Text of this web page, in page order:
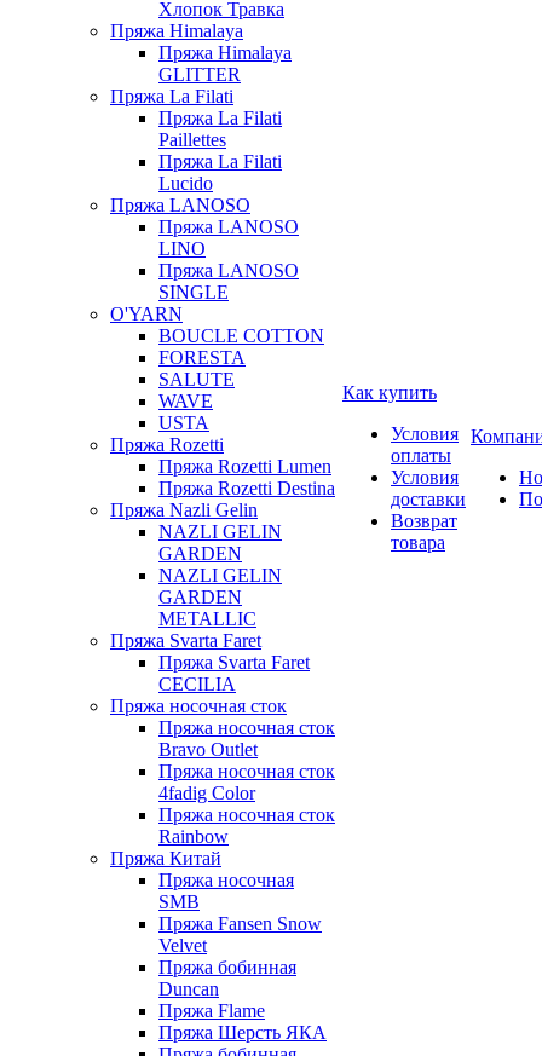
Хлопок Травка
Пряжа Himalaya
Пряжа Himalaya
GLITTER
Пряжа La Filati
Пряжа La Filati
Paillettes
Пряжа La Filati
Lucido
Пряжа LANOSO
Пряжа LANOSO
LINO
Пряжа LANOSO
SINGLE
O'YARN
BOUCLE COTTON
FORESTA
SALUTE
WAVE
USTA
Пряжа Rozetti
Пряжа Rozetti Lumen
Пряжа Rozetti Destina
Пряжа Nazli Gelin
NAZLI GELIN
GARDEN
NAZLI GELIN
GARDEN
METALLIC
Пряжа Svarta Faret
Пряжа Svarta Faret
CECILIA
Пряжа носочная сток
Пряжа носочная сток
Bravo Outlet
Пряжа носочная сток
4fadig Color
Пряжа носочная сток
Rainbow
Пряжа Китай
Пряжа носочная
SMB
Пряжа Fansen Snow
Velvet
Пряжа бобинная
Duncan
Пряжа Flame
Пряжа Шерсть ЯКА
Как купить
Условия
оплаты
Условия
доставки
Возврат
товара